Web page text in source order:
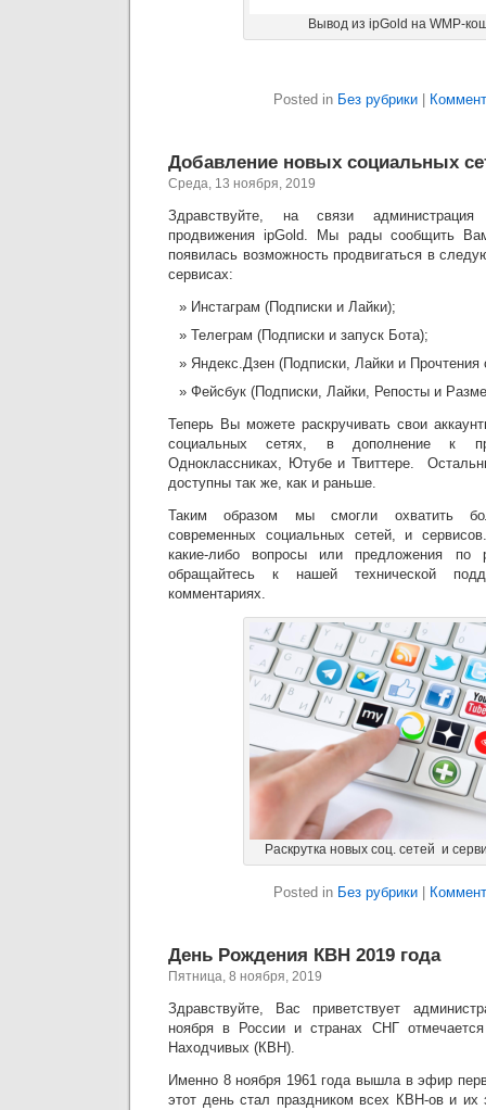
Вывод из ipGold на WMР-
Posted in Без рубрики
Добавление новых социальных
Среда, 13 ноября, 2019
Здравствуйте, на связи
продвижения ipGold. Мы рады сообщить
появилась возможность продвигаться в
сервисах:
Инстаграм (Подписки и Лайки);
Телеграм (Подписки и запуск Бота);
Яндекс.Дзен (Подписки, Лайки и Прочтения
Фейсбук (Подписки, Лайки, Репосты и
Теперь Вы можете раскручивать свои
социальных сетях, в дополнение к
Одноклассниках, Ютубе и Твиттере.
доступны так же, как и раньше.
Таким образом мы смогли охватить
современных социальных сетей, и
какие-либо вопросы или предложения по
обращайтесь к нашей технической
комментариях.
Раскрутка новых соц. сетей и
Posted in Без рубрики
День Рождения КВН 2019 года
Пятница, 8 ноября, 2019
Здравствуйте, Вас приветствует
ноября в России и странах СНГ
Находчивых (КВН).
Именно 8 ноября 1961 года вышла в эфир
этот день стал праздником всех КВН-ов и их